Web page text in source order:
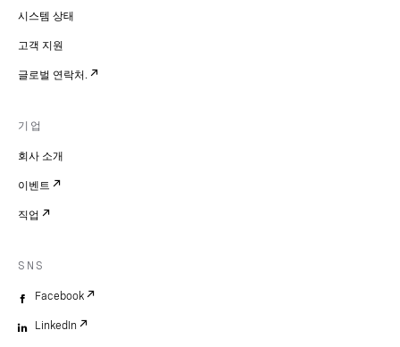
시스템 상태
고객 지원
글로벌 연락처.
기업
회사 소개
이벤트
직업
SNS
Facebook
LinkedIn